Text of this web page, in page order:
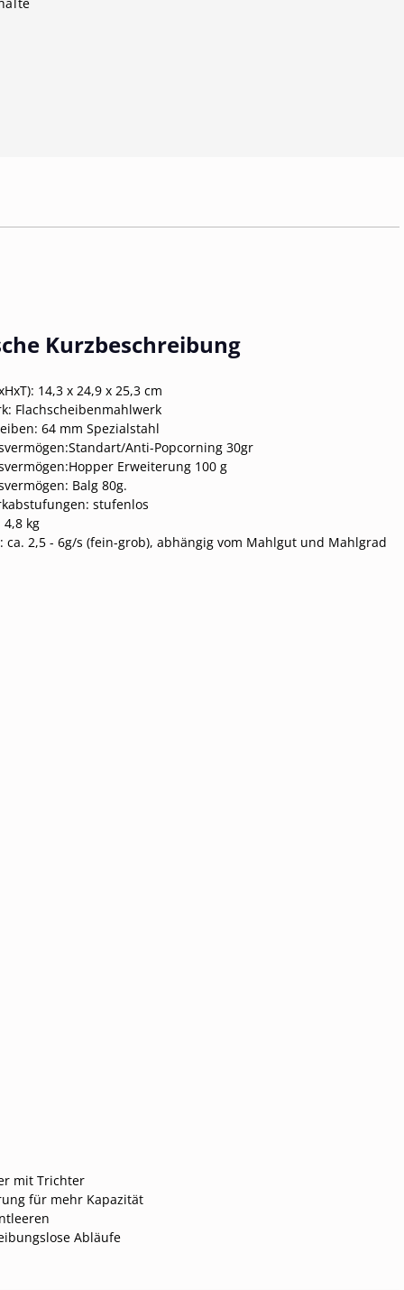
Kurzbeschreibung
14,3 x 24,9 x 25,3 cm
Flachscheibenmahlwerk
64 mm Spezialstahl
Standart/Anti-Popcorning 30gr
Hopper Erweiterung 100 g
Balg 80g.
stufenlos
4,8 kg
ca. 2,5 - 6g/s (fein-grob), abhängig vom Mahlgut und Mahlgrad
mit Trichter
für mehr Kapazität
Abläufe